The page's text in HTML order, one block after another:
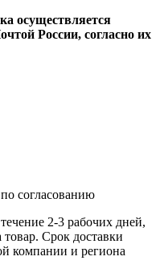
осуществляется
России, согласно их
согласованию
2-3 рабочих дней,
Срок доставки
компании и региона